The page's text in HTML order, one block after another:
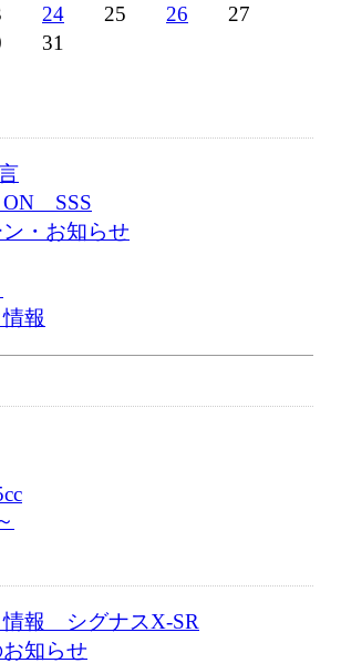
24 25 26
27
31
SSS
・お知らせ
報
情報 シグナスX-SR
知らせ